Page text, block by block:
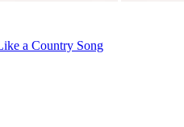
a Country Song